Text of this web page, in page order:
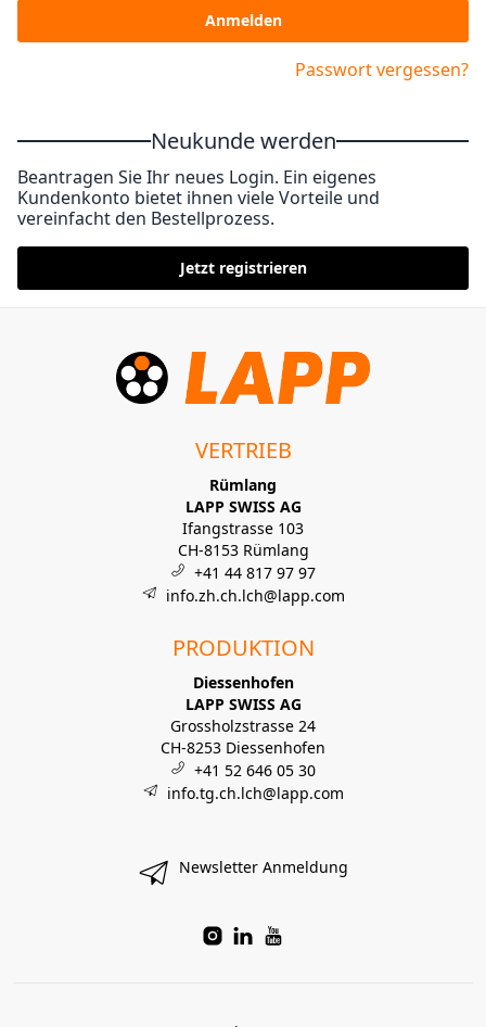
Anmelden
Passwort vergessen?
Neukunde werden
Beantragen Sie Ihr neues Login. Ein eigenes
Kundenkonto bietet ihnen viele Vorteile und
vereinfacht den Bestellprozess.
Jetzt registrieren
VERTRIEB
Rümlang
LAPP SWISS AG
Ifangstrasse 103
CH-8153 Rümlang
+41 44 817 97 97
info.zh.ch.lch@lapp.com
PRODUKTION
Diessenhofen
LAPP SWISS AG
Grossholzstrasse 24
CH-8253 Diessenhofen
+41 52 646 05 30
info.tg.ch.lch@lapp.com
Newsletter Anmeldung